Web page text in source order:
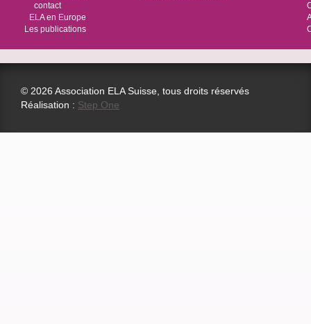
contact
ELA en Europe
Les publications
© 2026 Association ELA Suisse, tous droits réservés
Réalisation : Step One